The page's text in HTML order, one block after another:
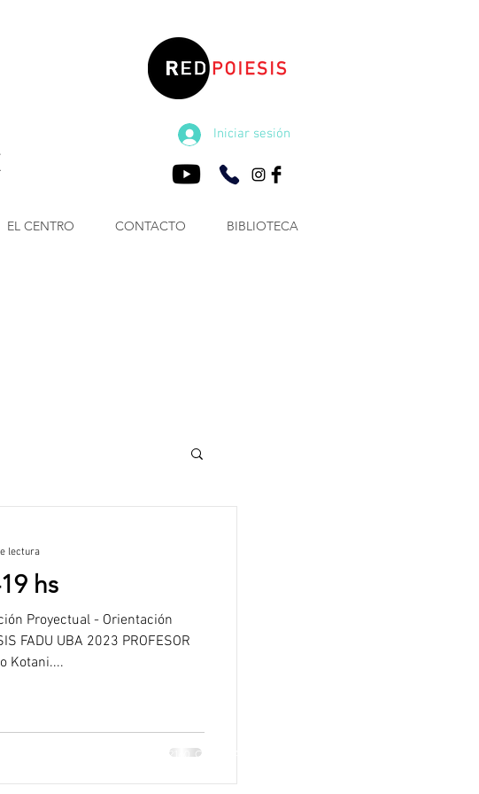
Iniciar sesión
hs
Proyectual - Orientación
FADU UBA 2023 PROFESOR
Kotani....
lectura
EL CENTRO CONTACTO BIBLIOTECA
Pabellón 3. Piso 4.Int. Güiraldes 2160, C1428 CABA